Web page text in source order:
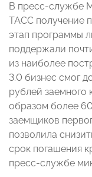
В пресс-службе
ТАСС получение
этап программы
поддержали
из наиболее
3.0 бизнес смог
рублей заемного
образом более
заемщиков
позволила
срок погашения
пресс-службе